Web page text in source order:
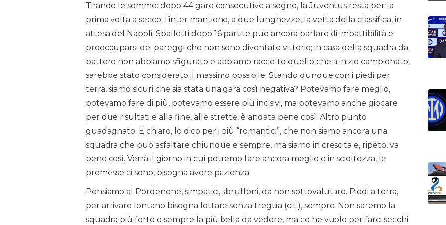
Tirando le somme: dopo 44 gare consecutive a segno, la Juventus resta per la
prima volta a secco; l’inter mantiene, a due lunghezze, la vetta della classifica, in
attesa del Napoli; Spalletti dopo 16 partite può ancora parlare di imbattibilità e
preoccuparsi dei pareggi che non sono diventate vittorie; in casa della squadra da
battere non abbiamo sfigurato e abbiamo raccolto quello che a inizio campionato,
sarebbe stato considerato il massimo possibile. Stando dunque con i piedi per
terra, siamo sicuri che sia stata una gara così negativa? Potevamo fare meglio,
potevamo fare di più, potevamo essere più incisivi, ma potevamo anche giocare
per due risultati e alla fine, alle strette, è andata bene così. Altro punto
guadagnato. È chiaro, lo dico per i più “romantici”, che non siamo ancora una
squadra che può asfaltare chiunque e sempre, ma siamo in crescita e, ripeto, va
bene così. Verrà il giorno in cui potremo fare ancora meglio e in scioltezza, le
premesse ci sono, bisogna avere pazienza.
Pensiamo al Pordenone, simpatici, sbruffoni, da non sottovalutare. Piedi a terra,
per arrivare lontano bisogna lottare senza tregua (cit.), sempre. Non saremo la
squadra più forte o sempre la più bella da vedere, ma ce ne vuole per farci secchi